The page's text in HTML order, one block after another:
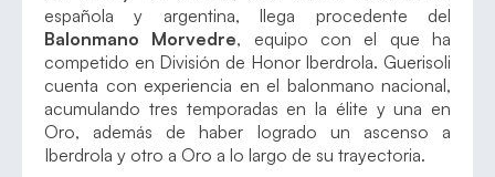
española y argentina, llega procedente del
Balonmano Morvedre, equipo con el que ha
competido en División de Honor Iberdrola. Guerisoli
cuenta con experiencia en el balonmano nacional,
acumulando tres temporadas en la élite y una en
Oro, además de haber logrado un ascenso a
Iberdrola y otro a Oro a lo largo de su trayectoria.